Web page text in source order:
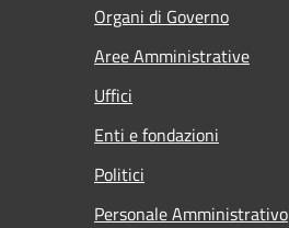
Organi di Governo
Aree Amministrative
Uffici
Enti e fondazioni
Politici
Personale Amministrativo